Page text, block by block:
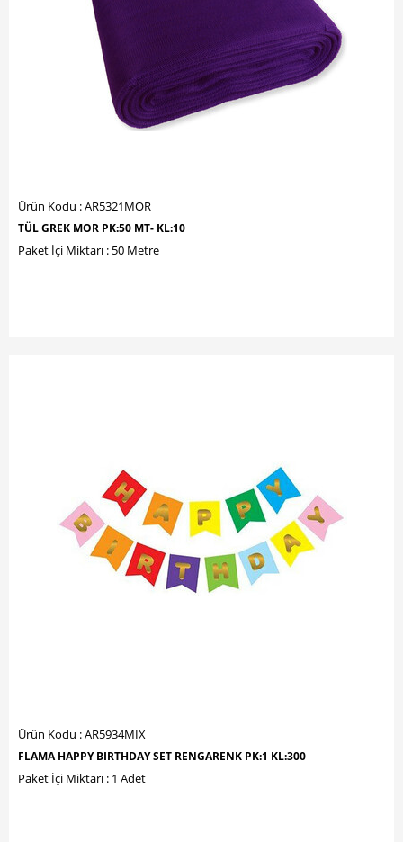
Ürün Kodu : AR5321MOR
TÜL GREK MOR PK:50 MT- KL:10
Paket İçi Miktarı : 50 Metre
Ürün Kodu : AR5934MIX
FLAMA HAPPY BIRTHDAY SET RENGARENK PK:1 KL:300
Paket İçi Miktarı : 1 Adet